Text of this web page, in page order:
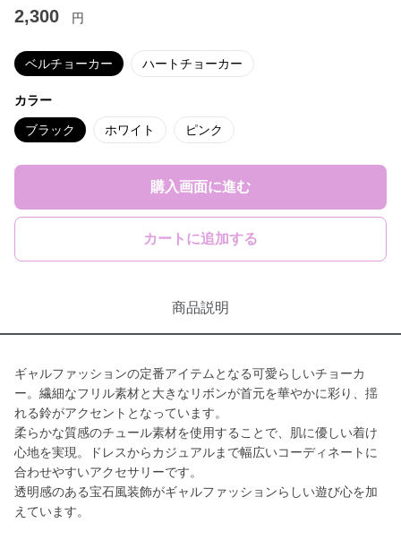
2,300 円
ベルチョーカー ハートチョーカー
カラー
ブラック ホワイト ピンク
購入画面に進む
カートに追加する
商品説明
ギャルファッションの定番アイテムとなる可愛らしいチョーカ
ー。繊細なフリル素材と大きなリボンが首元を華やかに彩り、揺
れる鈴がアクセントとなっています。
柔らかな質感のチュール素材を使用することで、肌に優しい着け
心地を実現。ドレスからカジュアルまで幅広いコーディネートに
合わせやすいアクセサリーです。
透明感のある宝石風装飾がギャルファッションらしい遊び心を加
えています。